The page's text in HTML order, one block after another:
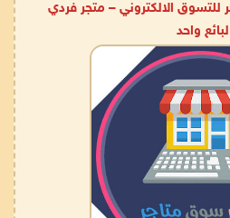
الالكتروني – متجر فردي
لبائع واحد